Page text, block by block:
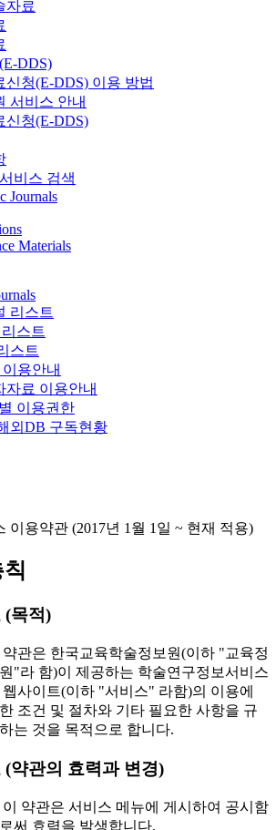
자료
DDS)
신청(E-DDS) 이용 방법
서비스 안내
신청(E-DDS)
비스 검색
Journals
Materials
리스트
스트
스트
용안내
자료 이용안내
이용권한
외DB 구독현황
이용약관 (2017년 1월 1일 ~ 현재 적용)
(목적)
약관은 한국교육학술정보원(이하 "교육정
"라 함)이 제공하는 학술연구정보서비스
웹사이트(이하 "서비스" 라함)의 이용에
조건 및 절차와 기타 필요한 사항을 규
는 것을 목적으로 합니다.
(약관의 효력과 변경)
약관은 서비스 메뉴에 게시하여 공시함
써 효력을 발생합니다.